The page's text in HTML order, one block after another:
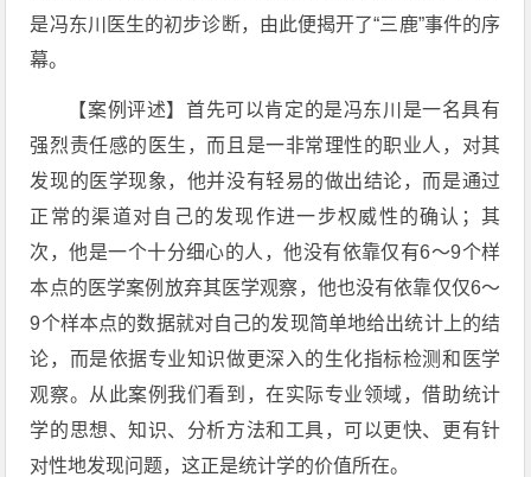
是冯东川医生的初步诊断，由此便揭开了“三鹿”事件的序
幕。
【案例评述】首先可以肯定的是冯东川是一名具有
强烈责任感的医生，而且是一非常理性的职业人，对其
发现的医学现象，他并没有轻易的做出结论，而是通过
正常的渠道对自己的发现作进一步权威性的确认；其
次，他是一个十分细心的人，他没有依靠仅有6～9个样
本点的医学案例放弃其医学观察，他也没有依靠仅仅6～
9个样本点的数据就对自己的发现简单地给出统计上的结
论，而是依据专业知识做更深入的生化指标检测和医学
观察。从此案例我们看到，在实际专业领域，借助统计
学的思想、知识、分析方法和工具，可以更快、更有针
对性地发现问题，这正是统计学的价值所在。